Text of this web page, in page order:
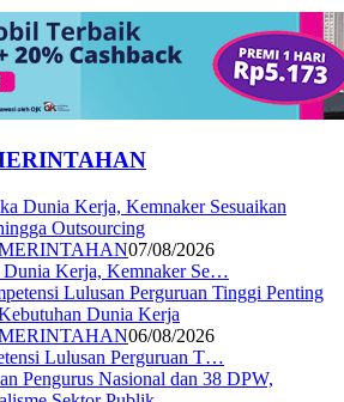
07/08/2026
Kerja, Kemnaker Se…
06/08/2026
Lulusan Perguruan T…